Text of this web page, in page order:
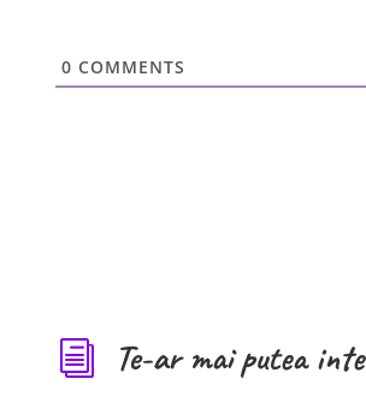
0 COMMENTS
i Te-ar mai putea